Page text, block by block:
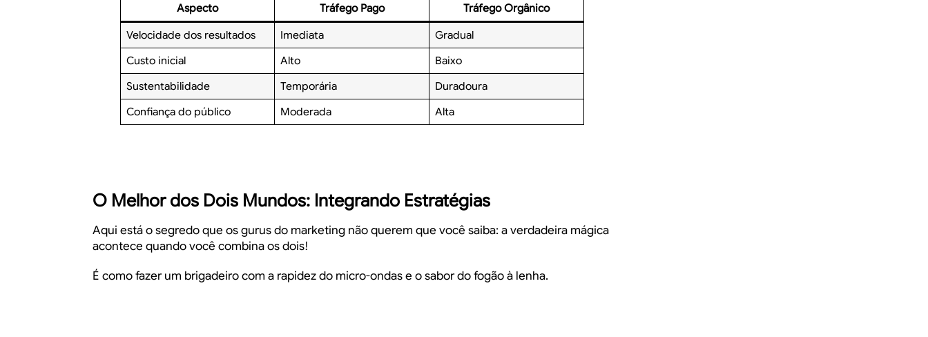
Aspecto Tráfego Pago Tráfego Orgânico
Velocidade dos resultados Imediata
Gradual
Custo inicial
Alto
Baixo
Sustentabilidade
Temporária
Duradoura
Confiança do público
Moderada Alta
O Melhor dos Dois Mundos: Integrando Estratégias
Aqui está o segredo que os gurus do marketing não querem que você saiba: a verdadeira mágica
acontece quando você combina os dois!
É como fazer um brigadeiro com a rapidez do micro-ondas e o sabor do fogão à lenha.